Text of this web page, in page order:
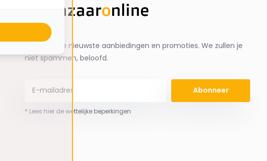
Ontvang de nieuwste aanbiedingen en promoties. We zullen je
niet spammen, beloofd.
Abonneer
* Lees hier de wettelijke beperkingen